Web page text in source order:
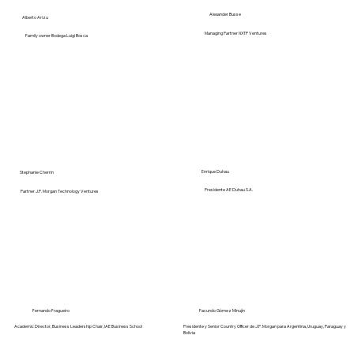
Partner J.P. Morgan Technology Ventures
Stephanie Cherrin Enrique Duhau
Presidente AE Duhau S.A.
Alberto Arizu
Family owner Bodega Luigi Bosca
Alexander Busse
Managing Partner NXTP Ventures
Fernando Fragueiro
Academic Director, Business Leadership Chair, IAE Business School
Facundo Gómez Minujín
Presidente y Senior Country Officer de J.P. Morgan para Argentina, Uruguay, Paraguay y
Bolivia